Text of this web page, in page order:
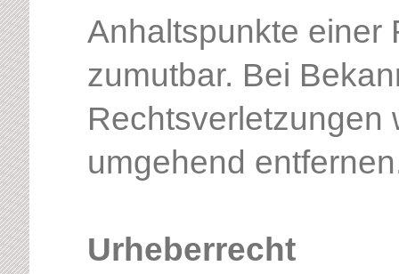
Anhaltspunkte einer
zumutbar. Bei
Rechtsverletzungen
umgehend
Urheberrecht